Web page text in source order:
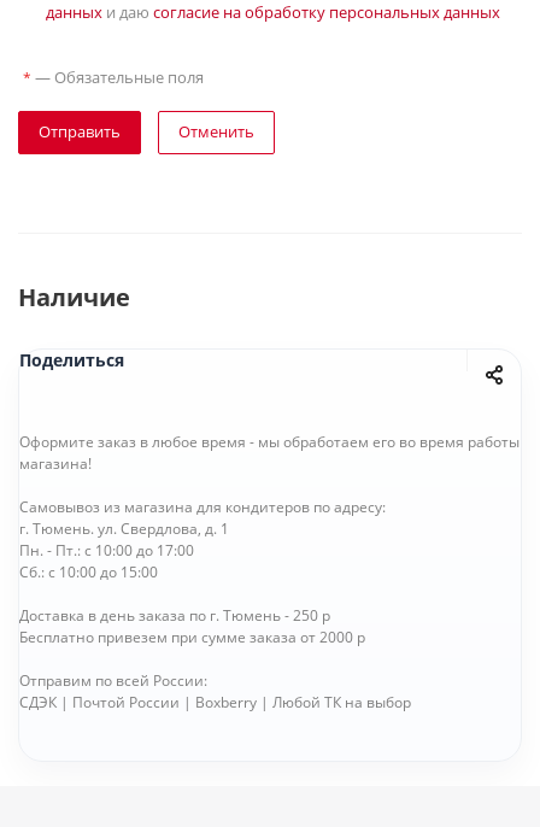
данных и даю согласие на обработку персональных данных
* — Обязательные поля
Отправить Отменить
Наличие
Поделиться
Оформите заказ в любое время - мы обработаем его во время работы
магазина!
Самовывоз из магазина для кондитеров по адресу:
г. Тюмень. ул. Свердлова, д. 1
Пн. - Пт.: с 10:00 до 17:00
Сб.: с 10:00 до 15:00
Доставка в день заказа по г. Тюмень - 250 р
Бесплатно привезем при сумме заказа от 2000 р
Отправим по всей России:
СДЭК | Почтой России | Boxberry | Любой ТК на выбор